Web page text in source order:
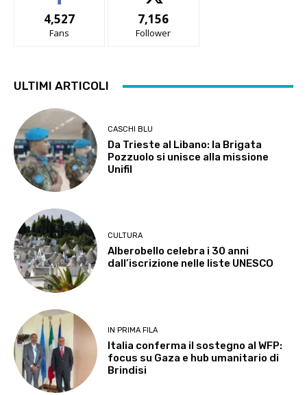
4,527
Fans
7,156
Follower
ULTIMI ARTICOLI
CASCHI BLU
Da Trieste al Libano: la Brigata
Pozzuolo si unisce alla missione
Unifil
CULTURA
Alberobello celebra i 30 anni
dall’iscrizione nelle liste UNESCO
IN PRIMA FILA
Italia conferma il sostegno al WFP:
focus su Gaza e hub umanitario di
Brindisi